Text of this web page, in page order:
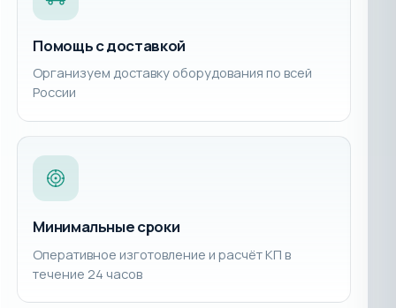
Помощь с доставкой
Организуем доставку оборудования по всей
России
Минимальные сроки
Оперативное изготовление и расчёт КП в
течение 24 часов